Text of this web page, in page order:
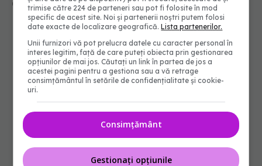
09 noi 2025, 16:00
trimise către 224 de parteneri sau pot fi folosite în mod
specific de acest site. Noi și partenerii noștri putem folosi
date exacte de localizare geografică.Lista partenerilor.
Unii furnizori vă pot prelucra datele cu caracter personal în
interes legitim, față de care puteți obiecta prin gestionarea
opțiunilor de mai jos. Căutați un link în partea de jos a
acestei pagini pentru a gestiona sau a vă retrage
consimțământul în setările de confidențialitate și cookie-
uri.
Consimțământ
Gestionați opțiunile